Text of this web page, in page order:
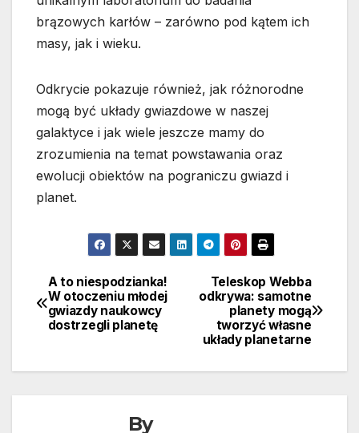
brązowych karłów – zarówno pod kątem ich
masy, jak i wieku.
Odkrycie pokazuje również, jak różnorodne
mogą być układy gwiazdowe w naszej
galaktyce i jak wiele jeszcze mamy do
zrozumienia na temat powstawania oraz
ewolucji obiektów na pograniczu gwiazd i
planet.
Nawigacja
wpisu
Teleskop Webba
odkrywa: samotne
planety mogą
tworzyć własne
układy planetarne
A to niespodzianka!
W otoczeniu młodej
gwiazdy naukowcy
dostrzegli planetę
By